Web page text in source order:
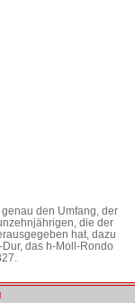
den Umfang, der
die der
hat, dazu
Dur, das h-Moll-Rondo